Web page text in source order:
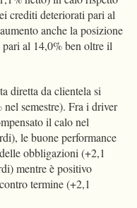
crediti deteriorati pari al
anche la posizione
al 14,0% ben oltre il
diretta da clientela si
semestre). Fra i driver
il calo nel
le buone performance
obbligazioni (+2,1
mentre è positivo
termine (+2,1